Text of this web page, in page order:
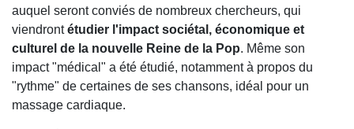
auquel seront conviés de nombreux chercheurs, qui
viendrontétudier l'impact sociétal, économique et
culturel de la nouvelle Reine de la Pop. Même son
impact "médical" a été étudié, notamment à propos du
"rythme" de certaines de ses chansons, idéal pour un
massage cardiaque.